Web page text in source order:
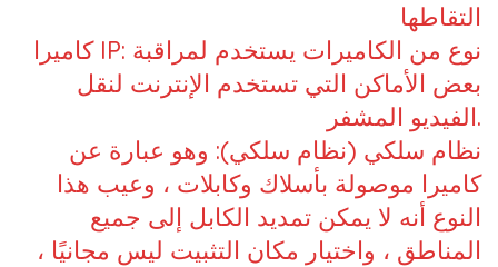
التقاطها
كاميرا IP: نوع من الكاميرات يستخدم لمراقبة
بعض الأماكن التي تستخدم الإنترنت لنقل
الفيديو المشفر.
نظام سلكي (نظام سلكي): وهو عبارة عن
كاميرا موصولة بأسلاك وكابلات ، وعيب هذا
النوع أنه لا يمكن تمديد الكابل إلى جميع
المناطق ، واختيار مكان التثبيت ليس مجانيًا ،